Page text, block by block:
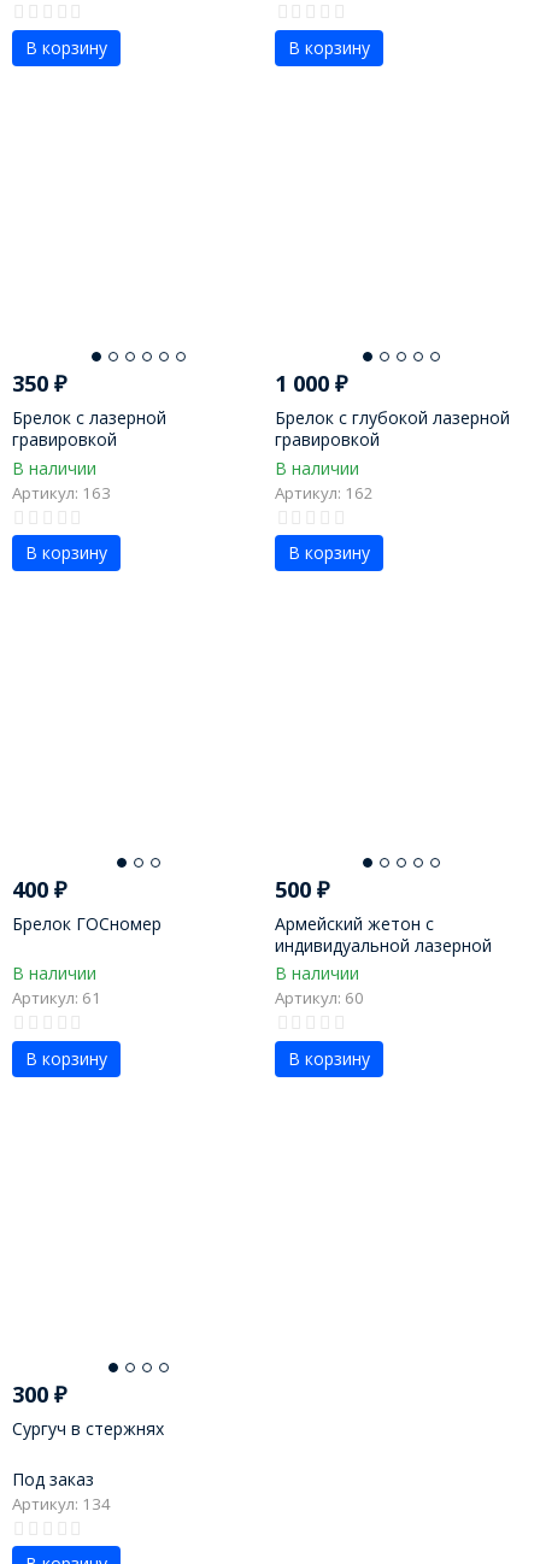
В корзину В корзину
350 ₽
Брелок с лазерной
гравировкой
В наличии
Артикул: 163
В корзину
1 000₽
Брелок с глубокой лазерной
гравировкой
В наличии
Артикул: 162
В корзину
400 ₽
Брелок ГОСномер
В наличии
Артикул: 61
В корзину
500₽
Армейский жетон с
индивидуальной лазерной
гравировкой
В наличии
Артикул: 60
В корзину
300 ₽
Сургуч в стержнях
Под заказ
Артикул: 134